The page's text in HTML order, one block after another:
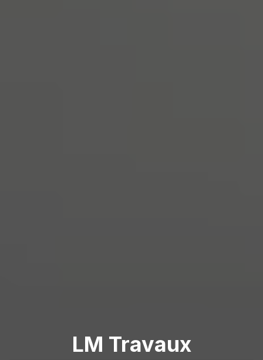
LM Travaux